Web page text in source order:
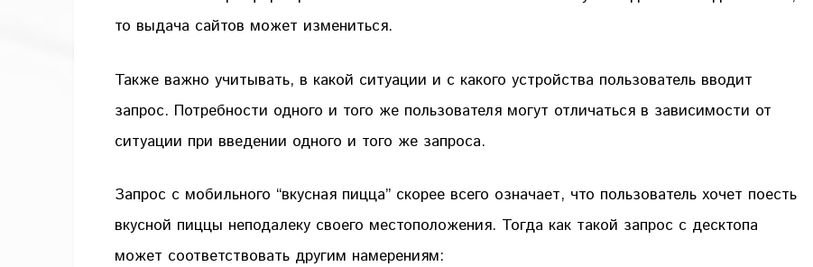
то выдача сайтов может измениться.
Также важно учитывать, в какой ситуации и с какого устройства пользователь вводит
запрос. Потребности одного и того же пользователя могут отличаться в зависимости от
ситуации при введении одного и того же запроса.
Запрос с мобильного “вкусная пицца” скорее всего означает, что пользователь хочет поесть
вкусной пиццы неподалеку своего местоположения. Тогда как такой запрос с десктопа
может соответствовать другим намерениям: